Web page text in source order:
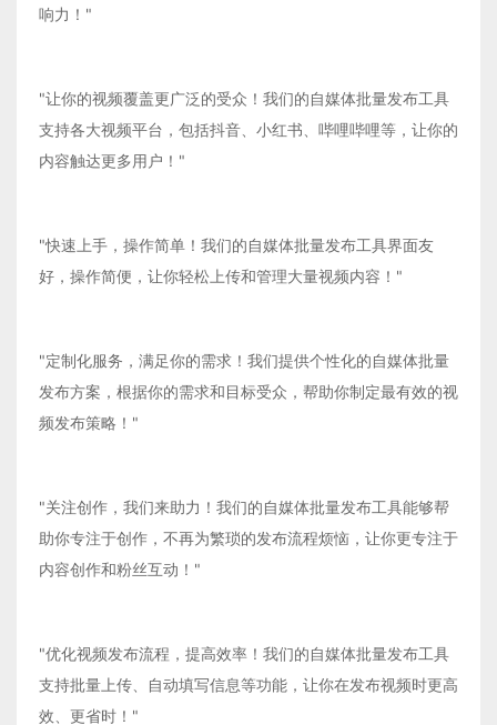
响力！"
"让你的视频覆盖更广泛的受众！我们的自媒体批量发布工具
支持各大视频平台，包括抖音、小红书、哔哩哔哩等，让你的
内容触达更多用户！"
"快速上手，操作简单！我们的自媒体批量发布工具界面友
好，操作简便，让你轻松上传和管理大量视频内容！"
"定制化服务，满足你的需求！我们提供个性化的自媒体批量
发布方案，根据你的需求和目标受众，帮助你制定最有效的视
频发布策略！"
"关注创作，我们来助力！我们的自媒体批量发布工具能够帮
助你专注于创作，不再为繁琐的发布流程烦恼，让你更专注于
内容创作和粉丝互动！"
"优化视频发布流程，提高效率！我们的自媒体批量发布工具
支持批量上传、自动填写信息等功能，让你在发布视频时更高
效、更省时！"